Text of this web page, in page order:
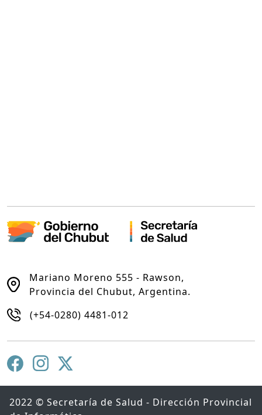
Mariano Moreno 555 - Rawson,
Provincia del Chubut, Argentina.
(+54-0280) 4481-012
2022 © Secretaría de Salud - Dirección Provincial